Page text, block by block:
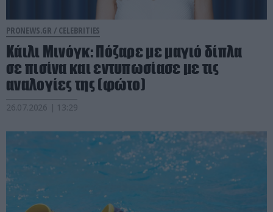
PRONEWS.GR / CELEBRITIES
Κάιλι Μινόγκ: Πόζαρε με μαγιό δίπλα
σε πισίνα και εντυπωσίασε με τις
αναλογίες της (φώτο)
26.07.2026 | 13:29